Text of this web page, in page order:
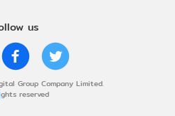
us
Group Company Limited.
reserved